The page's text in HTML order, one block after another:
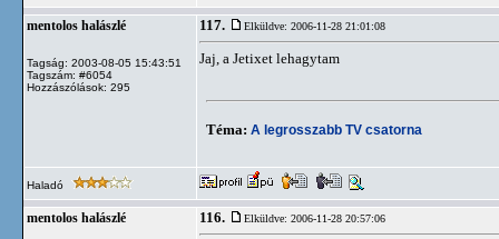
mentolos halászlé
Tagság: 2003-08-05 15:43:51
Tagszám: #6054
Hozzászólások: 295
117. Elküldve: 2006-11-28 21:01:08
Jaj, a Jetixet lehagytam
Téma: A legrosszabb TV csatorna
Haladó
mentolos halászlé 116. Elküldve: 2006-11-28 20:57:06